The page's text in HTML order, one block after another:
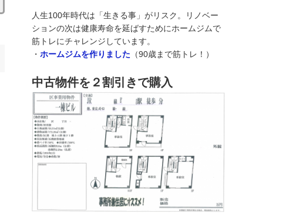
人生100年時代は「生きる事」がリスク。リノベー
ションの次は健康寿命を延ばすためにホームジムで
筋トレにチャレンジしています。
・ ホームジムを作りました （90歳まで筋トレ！）
中古物件を２割引きで購入